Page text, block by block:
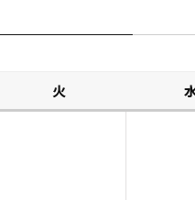
火